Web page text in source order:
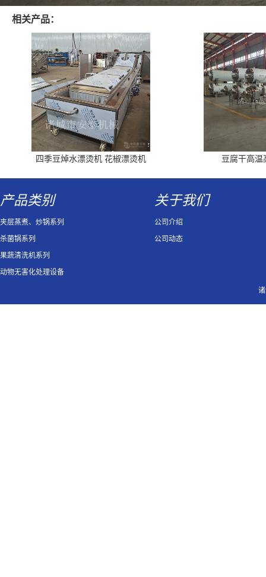
相关产品：
四季豆焯水漂烫机 花椒漂烫机 豆腐干高温
产品类别
夹层蒸煮、炒锅系列
杀菌锅系列
果蔬清洗机系列
动物无害化处理设备
关于我们
公司介绍
公司动态